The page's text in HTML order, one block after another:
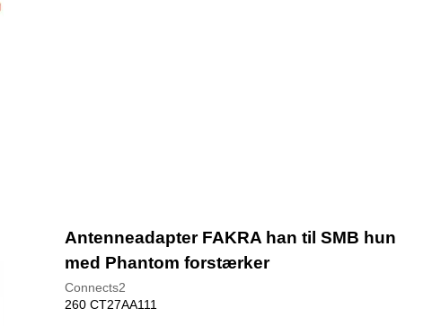
Antenneadapter FAKRA han til SMB hun
med Phantom forstærker
Connects2
260 CT27AA111